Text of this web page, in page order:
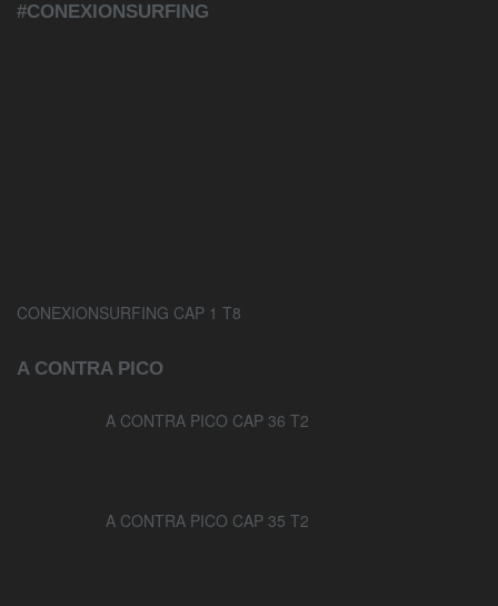
#CONEXIONSURFING
CONEXIONSURFING CAP 1 T8
A CONTRA PICO
A CONTRA PICO CAP 36 T2
A CONTRA PICO CAP 35 T2